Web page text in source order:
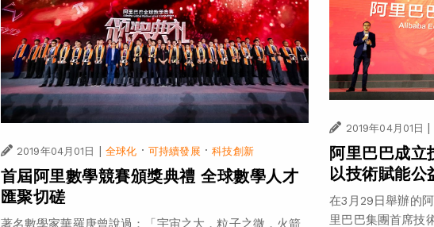
2019年04月01日 | 全球化 · 可持續發展 ·科技創新
首屆阿里數學競賽頒獎典禮 全球數學人才
匯聚切磋
著名數學家華羅庚曾說過：「宇宙之大，粒子之微，火箭
2019年04月01日
阿里巴巴成立
以技術賦能公
在3月29日舉辦的
里巴巴集團首席技